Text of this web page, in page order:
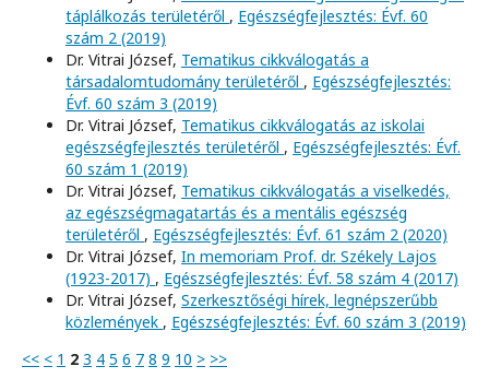
táplálkozás területéről , Egészségfejlesztés: Évf. 60
szám 2 (2019)
Dr. Vitrai József, Tematikus cikkválogatás a
társadalomtudomány területéről , Egészségfejlesztés:
Évf. 60 szám 3 (2019)
Dr. Vitrai József, Tematikus cikkválogatás az iskolai
egészségfejlesztés területéről , Egészségfejlesztés: Évf.
60 szám 1 (2019)
Dr. Vitrai József, Tematikus cikkválogatás a viselkedés,
az egészségmagatartás és a mentális egészség
területéről , Egészségfejlesztés: Évf. 61 szám 2 (2020)
Dr. Vitrai József, In memoriam Prof. dr. Székely Lajos
(1923-2017) , Egészségfejlesztés: Évf. 58 szám 4 (2017)
Dr. Vitrai József, Szerkesztőségi hírek, legnépszerűbb
közlemények , Egészségfejlesztés: Évf. 60 szám 3 (2019)
<< < 1 2 3 4 5 6 7 8 9 10 > >>